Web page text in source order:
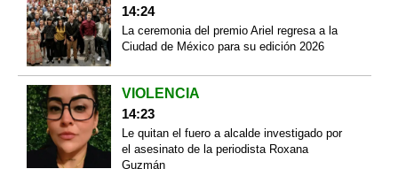
14:24
La ceremonia del premio Ariel regresa a la
Ciudad de México para su edición 2026
VIOLENCIA
14:23
Le quitan el fuero a alcalde investigado por
el asesinato de la periodista Roxana
Guzmán